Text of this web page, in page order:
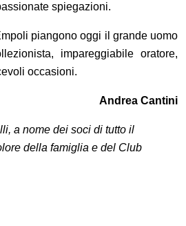
spiegazioni.
piangono oggi il grande uomo
impareggiabile oratore,
occasioni.
Andrea Cantini
a nome dei soci di tutto il
della famiglia e del Club